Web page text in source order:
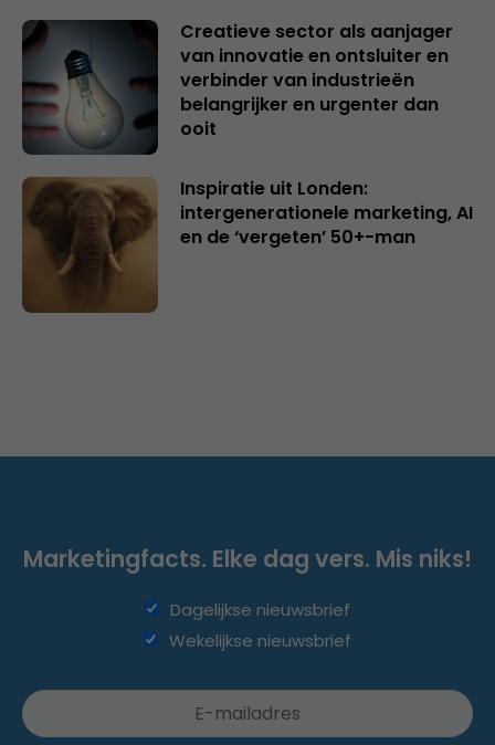
Creatieve sector als aanjager
van innovatie en ontsluiter en
verbinder van industrieën
belangrijker en urgenter dan
ooit
Inspiratie uit Londen:
intergenerationele marketing, AI
en de ‘vergeten’ 50+-man
Marketingfacts. Elke dag vers. Mis niks!
Dagelijkse nieuwsbrief
Wekelijkse nieuwsbrief